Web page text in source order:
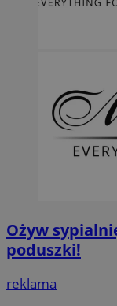
Ożyw
poduszki!
reklama